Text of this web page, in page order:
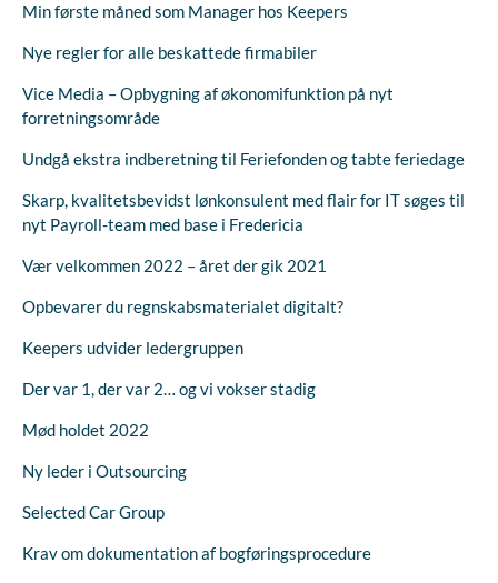
Min første måned som Manager hos Keepers
Nye regler for alle beskattede firmabiler
Vice Media – Opbygning af økonomifunktion på nyt
forretningsområde
Undgå ekstra indberetning til Feriefonden og tabte feriedage
Skarp, kvalitetsbevidst lønkonsulent med flair for IT søges til
nyt Payroll-team med base i Fredericia
Vær velkommen 2022 – året der gik 2021
Opbevarer du regnskabsmaterialet digitalt?
Keepers udvider ledergruppen
Der var 1, der var 2… og vi vokser stadig
Mød holdet 2022
Ny leder i Outsourcing
Selected Car Group
Krav om dokumentation af bogføringsprocedure